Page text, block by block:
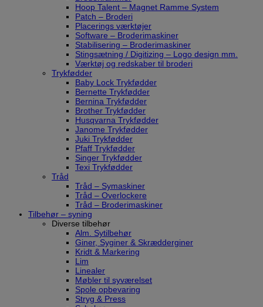
Hoop Talent – Magnet Ramme System
Patch – Broderi
Placerings værktøjer
Software – Broderimaskiner
Stabilisering – Broderimaskiner
Stingsætning / Digitizing – Logo design mm.
Værktøj og redskaber til broderi
Trykfødder
Baby Lock Trykfødder
Bernette Trykfødder
Bernina Trykfødder
Brother Trykfødder
Husqvarna Trykfødder
Janome Trykfødder
Juki Trykfødder
Pfaff Trykfødder
Singer Trykfødder
Texi Trykfødder
Tråd
Tråd – Symaskiner
Tråd – Overlockere
Tråd – Broderimaskiner
Tilbehør – syning
Diverse tilbehør
Alm. Sytilbehør
Giner, Syginer & Skrædderginer
Kridt & Markering
Lim
Linealer
Møbler til syværelset
Spole opbevaring
Stryg & Press